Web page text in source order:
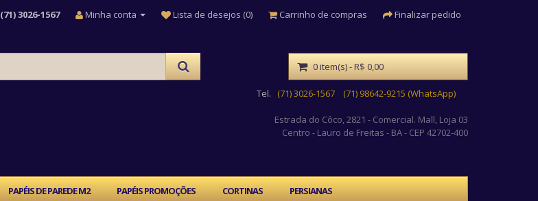
(71) 3026-1567 Minha conta Lista de desejos (0) Carrinho de compras Finalizar pedido
Tel. (71) 3026-1567 (71) 98642-9215 (WhatsApp)
Estrada do Côco, 2821 - Comercial. Mall, Loja 03
Centro - Lauro de Freitas - BA - CEP 42702-400
0 item(s) - R$ 0,00
PAPÉIS DE PAREDE M2 PAPÉIS PROMOÇÕES CORTINAS PERSIANAS